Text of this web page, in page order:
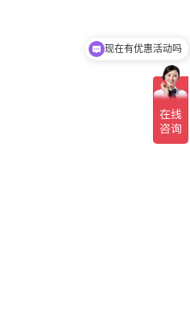
可以介绍下你们的产品么